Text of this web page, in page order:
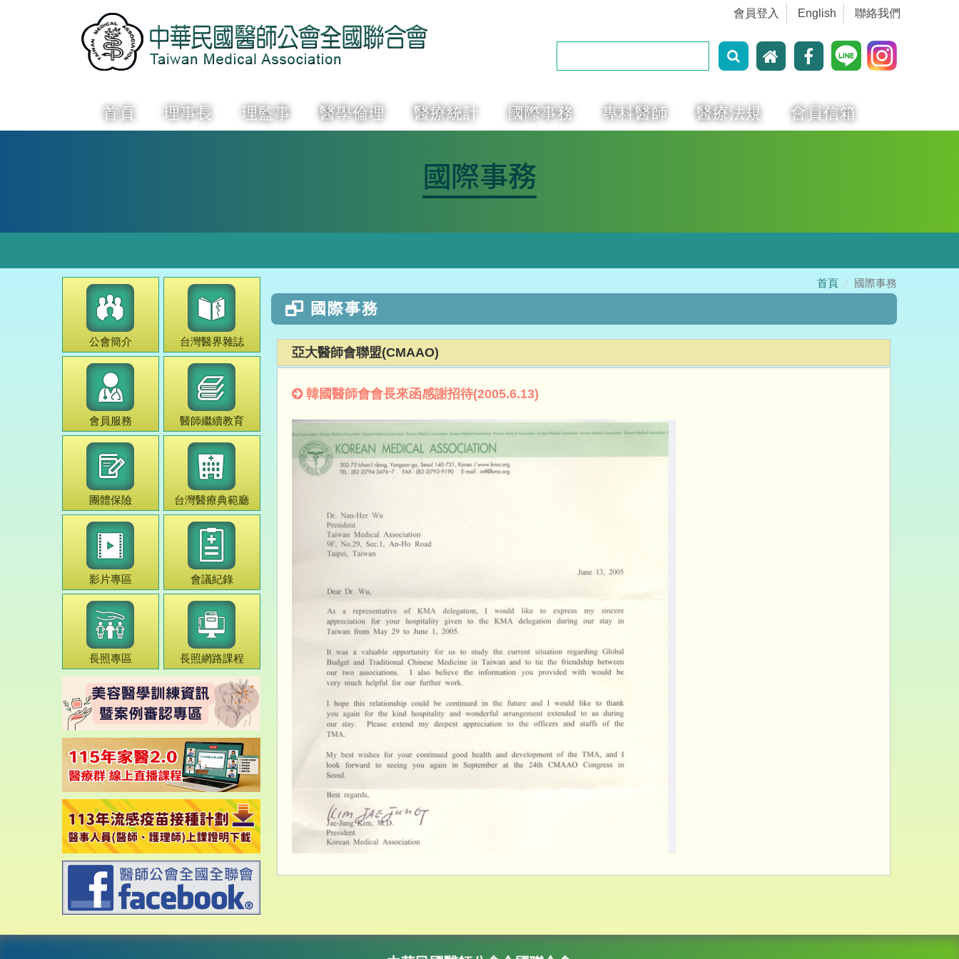
會員登入 English 聯絡我們
首頁 理事長 理監事 醫學倫理 醫療統計 國際事務 專科醫師 醫療法規 會員信箱
國際事務
公會簡介 台灣醫界雜誌
會員服務 醫師繼續教育
團體保險 台灣醫療典範廳
影片專區 會議紀錄
長照專區 長照網路課程
首頁 國際事務
國際事務
亞大醫師會聯盟(CMAAO)
韓國醫師會會長來函感謝招待(2005.6.13)